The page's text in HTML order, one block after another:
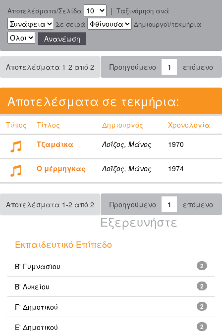
Αποτελέσματα/Σελίδα | Ταξινόμηση ανά
Σε σειρά
Δημιουργοί/τεκμήρια
Αποτελέσματα 1-2 από 2 Προηγούμενο 1 επόμενο
Αποτελέσματα σε τεκμήρια:
Τύπος Τίτλος Δημιουργός
Χρονολογία
Τζαμάικα
Λοΐζος, Μάνος 1970
Ο μέρμηγκας Λοΐζος, Μάνος 1974
Αποτελέσματα 1-2 από 2 Προηγούμενο 1 επόμενο
Εξερευνήστε
Εκπαιδευτικό Επίπεδο
2
Β' Γυμνασίου
2
Β' Λυκείου
2
Γ' Δημοτικού
2
Ε' Δημοτικού